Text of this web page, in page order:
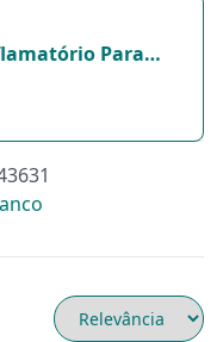
Para